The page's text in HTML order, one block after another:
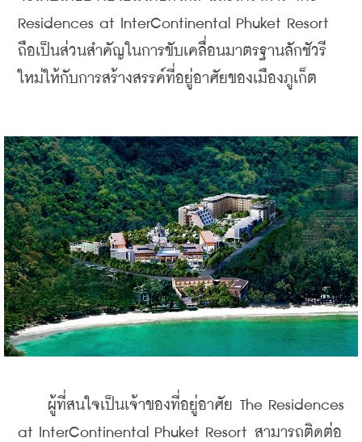
Residences at InterContinental Phuket Resort
ถือเป็นส่วนสำคัญในการขับเคลื่อนมาตรฐานลักชัวรี
ใหม่ให้กับการสร้างสรรค์ที่อยู่อาศัยของเมืองภูเก็ต
ผู้ที่สนใจเป็นเจ้าของที่อยู่อาศัย The Residences
at InterContinental Phuket Resort สามารถติดต่อ